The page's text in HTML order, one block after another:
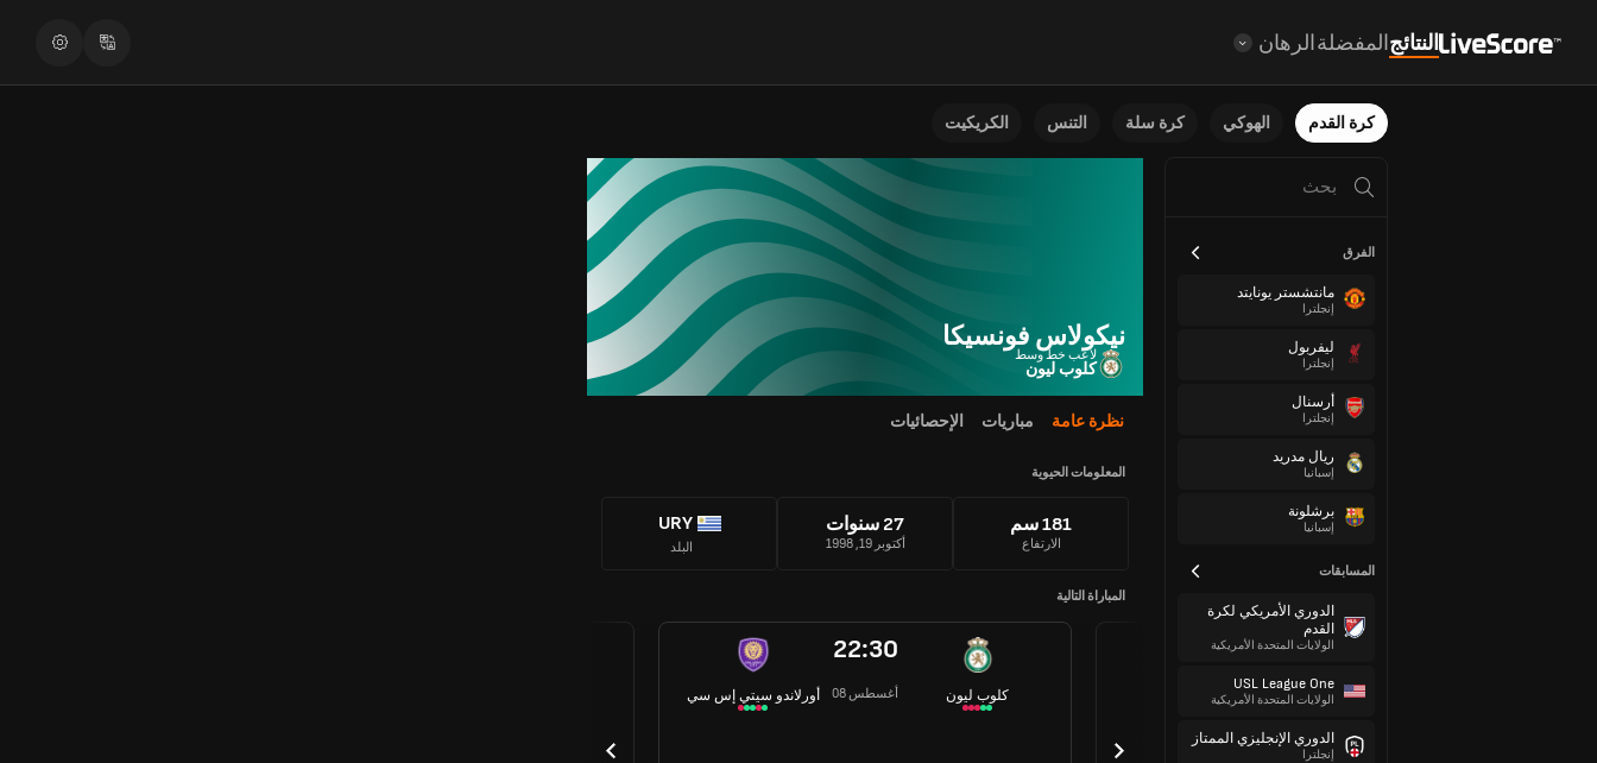
النتائجالمفضلةالرهان
كرة القدم الهوكي كرة سلة التنس الكريكيت
الفرق
مانتشستر يونايتد
إنجلترا
ليفربول
إنجلترا
أرسنال
إنجلترا
ريال مدريد
إسبانيا
برشلونة
إسبانيا
المسابقات
الدوري الأمريكي لكرة
القدم
الولايات المتحدة الأمريكية
USL League One
الولايات المتحدة الأمريكية
الدوري الإنجليزي الممتاز
إنجلترا
نيكولاس فونسيكا
لاعب خط وسط
كلوب ليون
نظرة عامة مباريات الإحصائيات
المعلومات الحيوية
181 سم
الارتفاع
27 سنوات
أكتوبر 19, 1998
URY
البلد
المباراة التالية
أورلاندو سيتي إس سي
22:30
08 أغسطس كلوب ليون